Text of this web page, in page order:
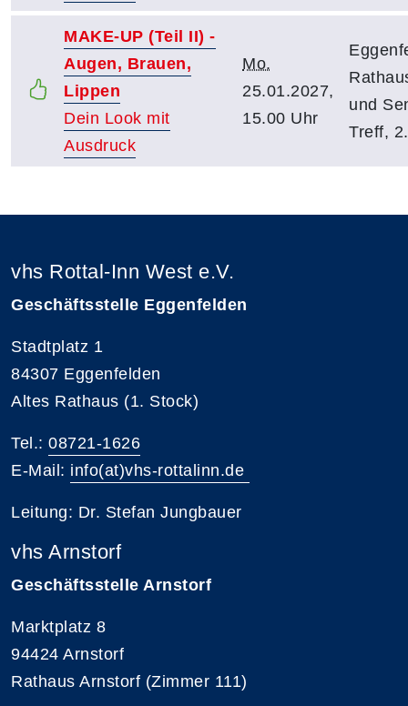
MAKE-UP (Teil II) -
Augen, Brauen,
Lippen
Dein Look mit
Ausdruck
Mo.
25.01.2027,
15.00 Uhr
und
Treff,
vhs Rottal-Inn West e.V.
Geschäftsstelle Eggenfelden
Stadtplatz 1
84307 Eggenfelden
Altes Rathaus (1. Stock)
Tel.: 08721-1626
E-Mail: info(at)vhs-rottalinn.de
Leitung: Dr. Stefan Jungbauer
vhs Arnstorf
Geschäftsstelle Arnstorf
Marktplatz 8
94424 Arnstorf
Rathaus Arnstorf (Zimmer 111)